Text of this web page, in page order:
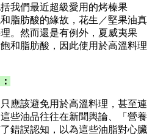
我們最近超級愛用的烤榛果
脂肪酸的緣故，花生／堅果油真
。然而還是有例外，夏威夷果
和脂肪酸，因此使用於高溫料理
應該避免用於高溫料理，甚至連
些油品往往在新聞輿論、「營養
錯誤認知，以為這些油脂對心臟